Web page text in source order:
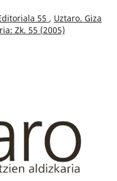
55 , Uztaro. Giza
Zk. 55 (2005)